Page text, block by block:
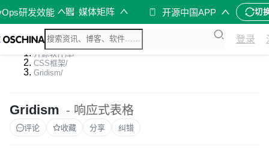
研发效能 媒体矩阵 开源中国APP 切
登录
开源软件库/
CSS框架/
Gridism/
Gridism - 响应式表格
评论 收藏 分享 纠错